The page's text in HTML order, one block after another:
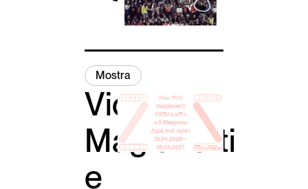
Mostra
Vico
Magistretti
e